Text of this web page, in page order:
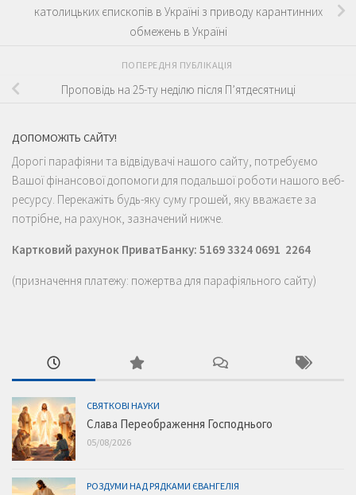
католицьких єпископів в Україні з приводу карантинних
обмежень в Україні
ПОПЕРЕДНЯ ПУБЛІКАЦІЯ
Проповідь на 25-ту неділю після П’ятдесятниці
ДОПОМОЖІТЬ САЙТУ!
Дорогі парафіяни та відвідувачі нашого сайту, потребуємо
Вашої фінансової допомоги для подальшої роботи нашого веб-
ресурсу. Перекажіть будь-яку суму грошей, яку вважаєте за
потрібне, на рахунок, зазначений нижче.
Картковий рахунок ПриватБанку: 5169 3324 0691 2264
(призначення платежу: пожертва для парафіяльного сайту)
СВЯТКОВІ НАУКИ
Слава Переображення Господнього
05/08/2026
РОЗДУМИ НАД РЯДКАМИ ЄВАНГЕЛІЯ